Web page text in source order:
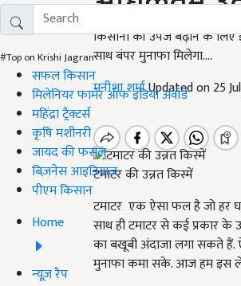
#Top on Krishi Jagran
सफल किसान
मिलेनियर फार्मर ऑफ इंडिया अवॉर्ड
महिंद्रा ट्रैक्टर्स
कृषि मशीनरी
जायद की फसल
बिज़नेस आइडियाज
पीएम किसान
Home
न्यूज़ रैप
किसानों की उपज बढ़ाने के लिए
साथ बंपर मुनाफा मिलेगा....
मनीशा शर्माUpdated on 25
टमाटर की उन्नत किस्में
टमाटर एक ऐसा फल है जो हर
साथ ही टमाटर से कई प्रकार
का बखूबी अंदाजा लगा सकते हैं.
मुनाफा कमा सके. आज हम इस